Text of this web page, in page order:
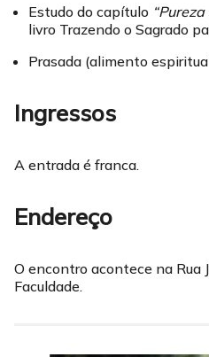
Estudo do capítulo
livro Trazendo o Sagrado
Prasada (alimento
Ingressos
A entrada é franca.
Endereço
O encontro acontece na Rua
Faculdade.